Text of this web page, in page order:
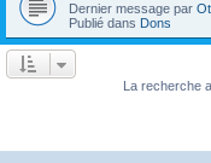
Dernier message par
Publié dans Dons
La recherche